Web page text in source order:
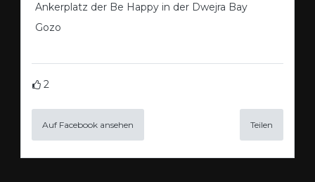
Ankerplatz der Be Happy in der Dwejra Bay
Gozo
2
Auf Facebook ansehen Teilen